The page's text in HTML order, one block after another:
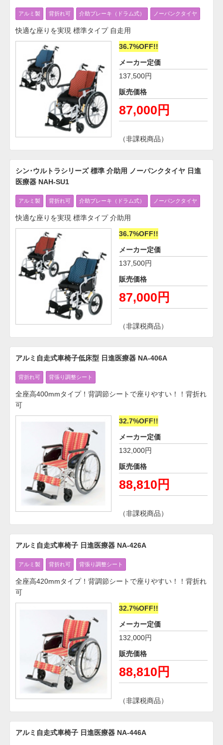
アルミ製 背折れ可 介助ブレーキ（ドラム式） ノーパンクタイヤ
快適な座りを実現 標準タイプ 自走用
36.7%OFF!!
メーカー定価
137,500円
販売価格
87,000円
（非課税商品）
シン･ウルトラシリーズ 標準 介助用 ノーパンクタイヤ 日進
医療器 NAH-SU1
アルミ製 背折れ可 介助ブレーキ（ドラム式） ノーパンクタイヤ
快適な座りを実現 標準タイプ 介助用
36.7%OFF!!
メーカー定価
137,500円
販売価格
87,000円
（非課税商品）
アルミ自走式車椅子低床型 日進医療器 NA-406A
背折れ可 背張り調整シート
全座高400mmタイプ！背調節シートで座りやすい！！背折れ
可
32.7%OFF!!
メーカー定価
132,000円
販売価格
88,810円
（非課税商品）
アルミ自走式車椅子 日進医療器 NA-426A
アルミ製 背折れ可 背張り調整シート
全座高420mmタイプ！背調節シートで座りやすい！！背折れ
可
32.7%OFF!!
メーカー定価
132,000円
販売価格
88,810円
（非課税商品）
アルミ自走式車椅子 日進医療器 NA-446A